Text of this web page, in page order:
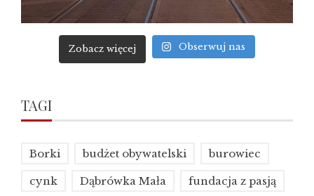
Zobacz więcej Obserwuj nas
TAGI
Borki budżet obywatelski burowiec
cynk Dąbrówka Mała fundacja z pasją